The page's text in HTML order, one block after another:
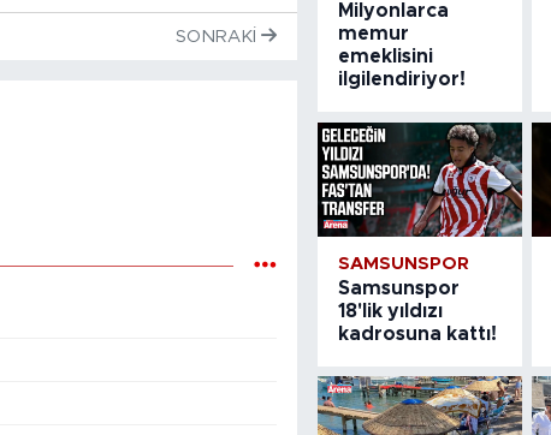
SONRAKI
Milyonlarca
memur
emeklisini
ilgilendiriyor!
SAMSUNSPOR
Samsunspor
18'lik yıldızı
kadrosuna kattı!